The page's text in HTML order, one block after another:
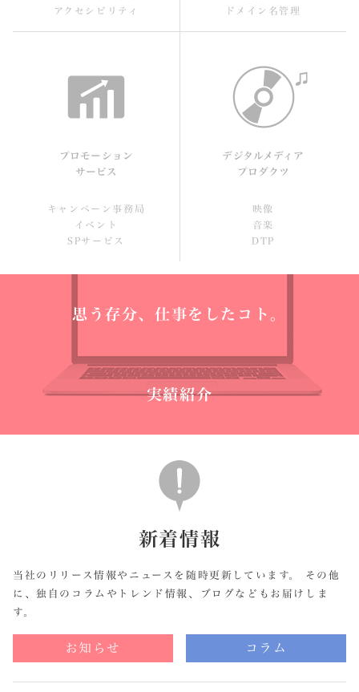
アクセシビリティ
ドメイン名管理
プロモーション
サービス
キャンペーン事務局
イベント
SPサービス
デジタルメディア
プロダクツ
映像
音楽
DTP
思う存分、仕事をしたコト。
実績紹介
新着情報
当社のリリース情報やニュースを随時更新しています。 その他
に、独自のコラムやトレンド情報、ブログなどもお届けしま
す。
お知らせ コラム